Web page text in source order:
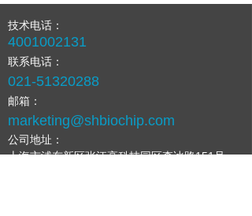
技术电话：
4001002131
联系电话：
021-51320288
邮箱：
marketing@shbiochip.com
公司地址：
上海市浦东新区张江高科技园区李冰路151号